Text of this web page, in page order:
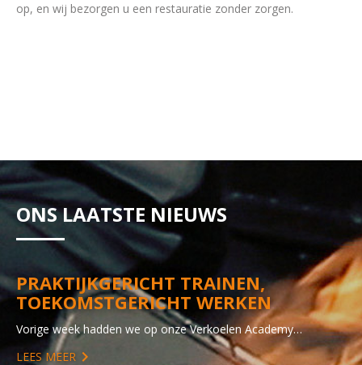
op, en wij bezorgen u een restauratie zonder zorgen.
ONS LAATSTE NIEUWS
PRAKTIJKGERICHT TRAINEN,
TOEKOMSTGERICHT WERKEN
Vorige week hadden we op onze Verkoelen Academy…
LEES MEER